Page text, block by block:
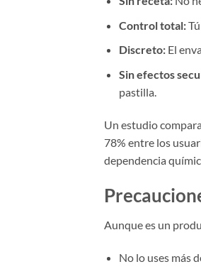
Control total:Tú
Discreto:El
Sin efectos
pastilla.
Un estudio
78% entre los
dependencia
Aunque es un
No lo uses más